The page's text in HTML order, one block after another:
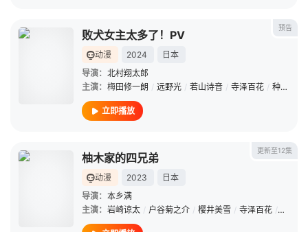
预告
败犬女主太多了！PV
动漫 2024
日本
导演： 北村翔太郎
主演： 梅田修一朗 / 远野光 / 若山诗音 / 寺泽百花 / 种崎敦美
立即播放
更新至12集
柚木家的四兄弟
动漫 2023
日本
导演： 本乡满
主演： 岩崎谅太 / 户谷菊之介 / 樱井美雪 / 寺泽百花 / 松冈美